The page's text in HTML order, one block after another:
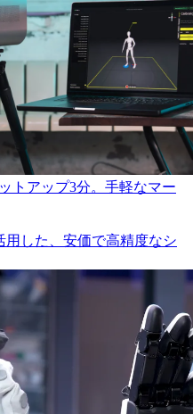
トアップ3分。手軽なマー
した、安価で高精度なシ